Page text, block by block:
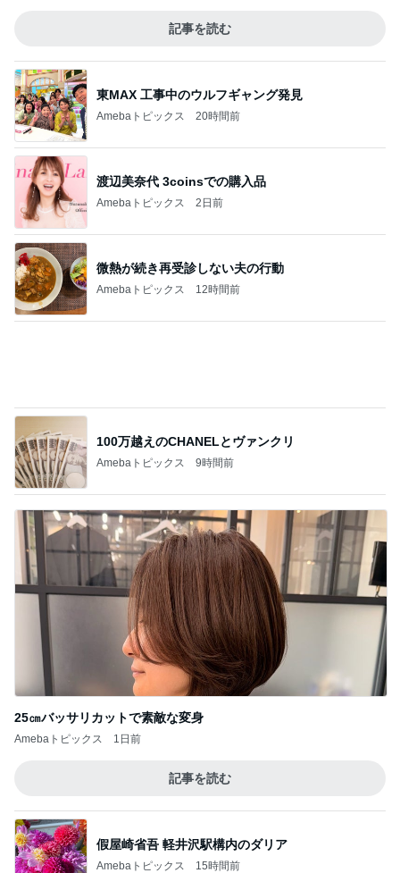
記事を読む
東MAX 工事中のウルフギャング発見
Amebaトピックス 20時間前
渡辺美奈代 3coinsでの購入品
Amebaトピックス 2日前
微熱が続き再受診しない夫の行動
Amebaトピックス 12時間前
100万越えのCHANELとヴァンクリ
Amebaトピックス 9時間前
25㎝バッサリカットで素敵な変身
Amebaトピックス 1日前
記事を読む
假屋崎省吾 軽井沢駅構内のダリア
Amebaトピックス 15時間前